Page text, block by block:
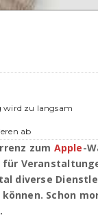
wird zu langsam
ab
zum Apple-
diverse
Schon